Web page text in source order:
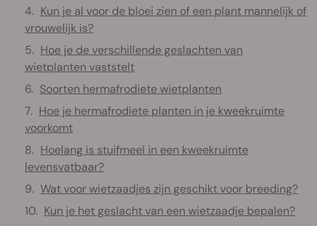
Kun je al voor de bloei zien of een plant mannelijk of
vrouwelijk is?
Hoe je de verschillende geslachten van
wietplanten vaststelt
Soorten hermafrodiete wietplanten
Hoe je hermafrodiete planten in je kweekruimte
voorkomt
Hoelang is stuifmeel in een kweekruimte
levensvatbaar?
Wat voor wietzaadjes zijn geschikt voor breeding?
Kun je het geslacht van een wietzaadje bepalen?